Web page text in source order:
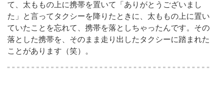
て、太ももの上に携帯を置いて「ありがとうございまし
た」と言ってタクシーを降りたときに、太ももの上に置い
ていたことを忘れて、携帯を落としちゃったんです。その
落とした携帯を、そのまま走り出したタクシーに踏まれた
ことがあります（笑）。